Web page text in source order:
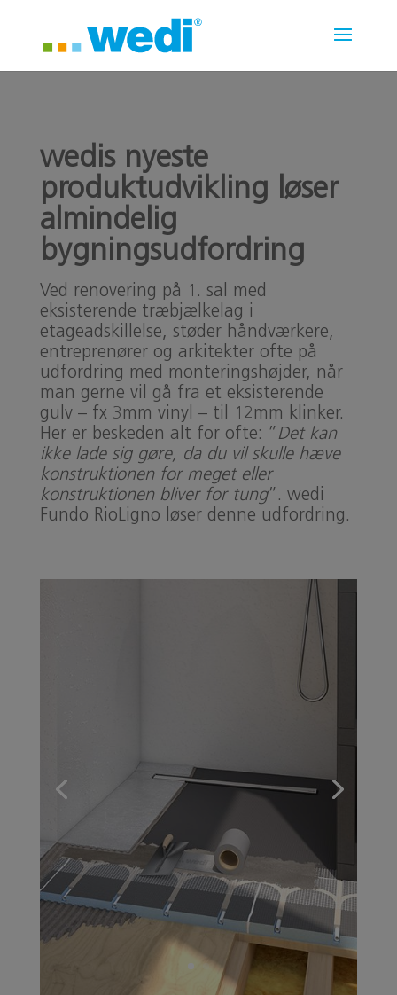
wedis nyeste
produktudvikling løser
almindelig
bygningsudfordring
Ved renovering på 1. sal med
eksisterende træbjælkelag i
etageadskillelse, støder håndværkere,
entreprenører og arkitekter ofte på
udfordring med monteringshøjder, når
man gerne vil gå fra et eksisterende
gulv – fx 3mm vinyl – til 12mm klinker.
Her er beskeden alt for ofte: ”Det kan
ikke lade sig gøre, da du vil skulle hæve
konstruktionen for meget eller
konstruktionen bliver for tung”. wedi
Fundo RioLigno løser denne udfordring.